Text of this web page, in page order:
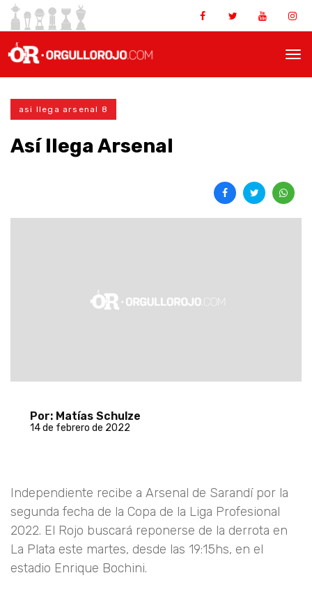
asi llega arsenal 8
Así llega Arsenal
Por: Matías Schulze
14 de febrero de 2022
Independiente recibe a Arsenal de Sarandí por la
segunda fecha de la Copa de la Liga Profesional
2022. El Rojo buscará reponerse de la derrota en
La Plata este martes, desde las 19:15hs, en el
estadio Enrique Bochini.